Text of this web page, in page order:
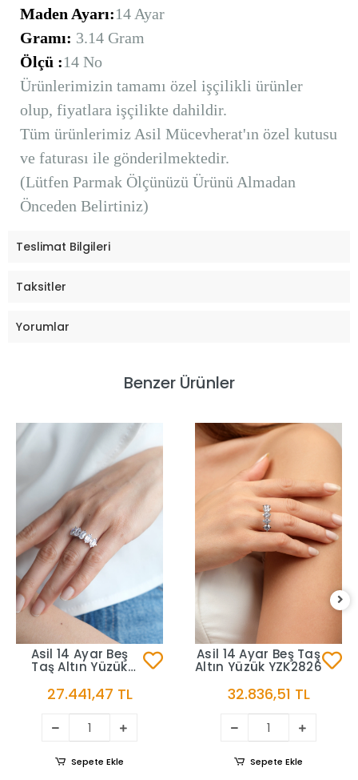
Maden Ayarı:14 Ayar
Gramı: 3.14 Gram
Ölçü :14 No
Ürünlerimizin tamamı özel işçilikli ürünler
olup, fiyatlara işçilikte dahildir.
Tüm ürünlerimiz Asil Mücevherat'ın özel kutusu
ve faturası ile gönderilmektedir.
(Lütfen Parmak Ölçünüzü Ürünü Almadan
Önceden Belirtiniz)
Teslimat Bilgileri
Taksitler
Yorumlar
Benzer Ürünler
Asil 14 Ayar Beş
Taş Altın Yüzük
27.441,47 TL
Sepete Ekle
Asil 14 Ayar Beş Taş
Altın Yüzük YZK2826
32.836,51 TL
Sepete Ekle